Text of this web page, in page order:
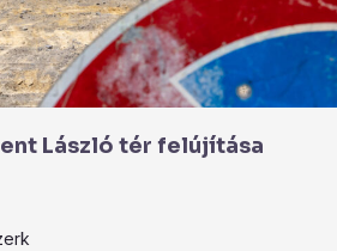
László tér felújítása